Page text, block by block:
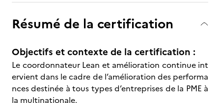
Résumé de la certification
Objectifs et contexte de la certification :
Le coordonnateur Lean et amélioration continue int
ervient dans le cadre de l’amélioration des performa
nces destinée à tous types d’entreprises de la PME à
la multinationale.